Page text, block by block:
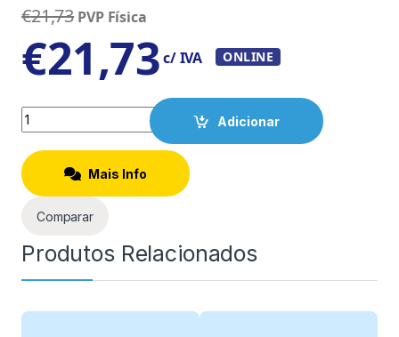
€21,73 PVP Física
€21,73c/ IVA ONLINE
Quantity
Adicionar
Mais Info
Comparar
Produtos Relacionados